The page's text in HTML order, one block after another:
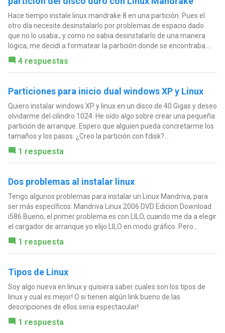
Hace tiempo instale linux mandrake 8 en una partición. Pues el
otro día necesite desinstalarlo por problemas de espacio dado
que no lo usaba., y como no sabia desinstalarlo de una manera
lógica, me decidí a formatear la partición donde se encontraba....
4 respuestas
Particiones para inicio dual windows XP y Linux
Quiero instalar windows XP y linux en un disco de 40 Gigas y deseo
olvidarme del cilindro 1024. He oído algo sobre crear una pequeña
partición de arranque. Espero que alguien pueda concretarme los
tamaños y los pasos. ¿Creo la partición con fdisk?...
1 respuesta
Dos problemas al instalar linux
Tengo algunos problemas para instalar un Linux Mandriva, para
ser más específicos: Mandriva Linux 2006 DVD Edicion Download
i586 Bueno, el primer problema es con LILO, cuando me da a elegir
el cargador de arranque yo elijo LILO en modo gráfico. Pero...
1 respuesta
Tipos de Linux
Soy algo nueva en linux y quisiera saber cuales son los tipos de
linux y cual es mejor! O si tienen algún link bueno de las
descripciones de ellos seria espectacular!
1 respuesta